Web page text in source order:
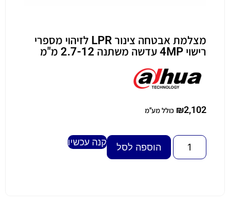
מצלמת אבטחה צינור LPR לזיהוי מספרי
רישוי 4MP עדשה משתנה 2.7-12 מ"מ
₪2,102 כולל מע"מ
הוספה לסל קנה עכשיו